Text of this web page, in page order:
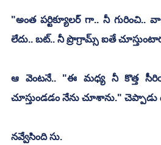
"అంత పర్టిక్యూలర్ గా.. నీ గురించి..
లేదు.. బట్.. నీ ప్రొగ్రామ్స్ ఐతే
ఆ వెంటనే.. "ఈ మధ్య నీ కొత్త
చూస్తుండడం నేను చూశాను." చెప్పాడు
నవ్వేసింది సు.